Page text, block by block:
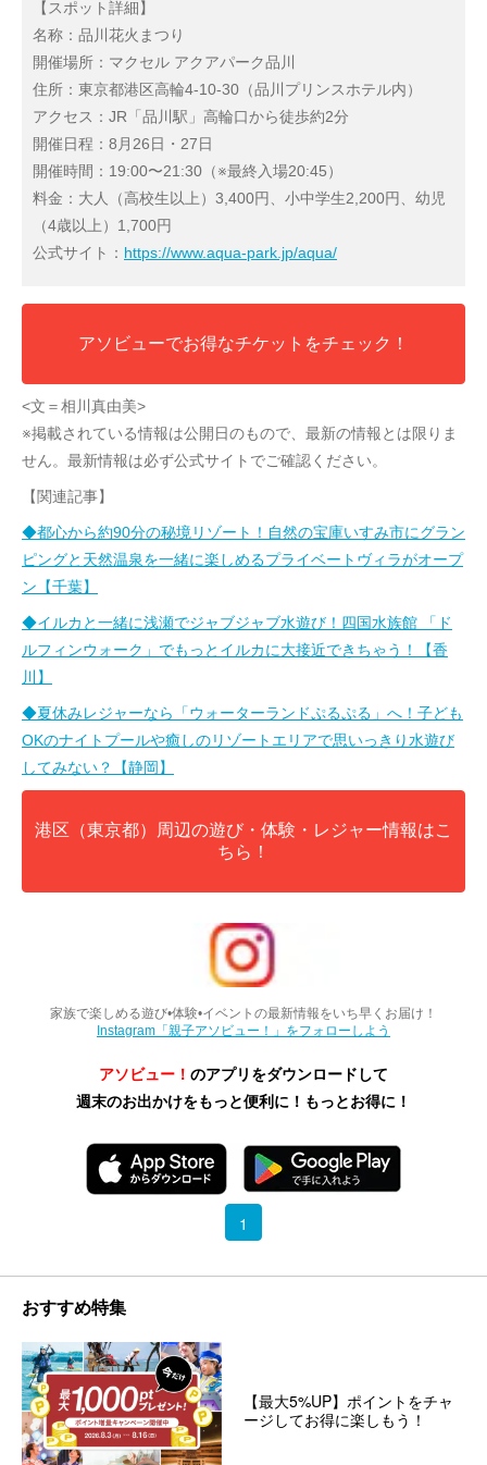
【スポット詳細】
名称：品川花火まつり
開催場所：マクセル アクアパーク品川
住所：東京都港区高輪4-10-30（品川プリンスホテル内）
アクセス：JR「品川駅」高輪口から徒歩約2分
開催日程：8月26日・27日
開催時間：19:00〜21:30（※最終入場20:45）
料金：大人（高校生以上）3,400円、小中学生2,200円、幼児
（4歳以上）1,700円
公式サイト： https://www.aqua-park.jp/aqua/
アソビューでお得なチケットをチェック！
<文＝相川真由美>
※掲載されている情報は公開日のもので、最新の情報とは限りま
せん。最新情報は必ず公式サイトでご確認ください。
【関連記事】
◆都心から約90分の秘境リゾート！自然の宝庫いすみ市にグラン
ピングと天然温泉を一緒に楽しめるプライベートヴィラがオープ
ン【千葉】
◆イルカと一緒に浅瀬でジャブジャブ水遊び！四国水族館 「ド
ルフィンウォーク」でもっとイルカに大接近できちゃう！【香
川】
◆夏休みレジャーなら「ウォーターランドぷるぷる」へ！子ども
OKのナイトプールや癒しのリゾートエリアで思いっきり水遊び
してみない？【静岡】
港区（東京都）周辺の遊び・体験・レジャー情報はこ
ちら！
家族で楽しめる遊び•体験•イベントの最新情報をいち早くお届け！
Instagram「親子アソビュー！」をフォローしよう
アソビュー！ のアプリをダウンロードして
週末のお出かけをもっと便利に！もっとお得に！
1
おすすめ特集
【最大5%UP】ポイントをチャ
ージしてお得に楽しもう！